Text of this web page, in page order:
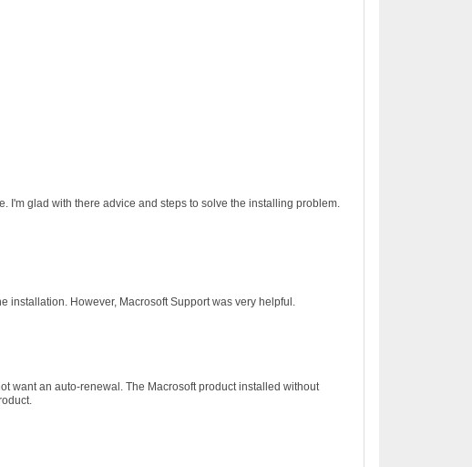
I'm glad with there advice and steps to solve the installing problem.
installation. However, Macrosoft Support was very helpful.
want an auto-renewal. The Macrosoft product installed without